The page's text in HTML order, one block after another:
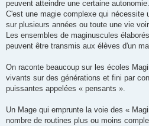
peuvent atteindre une certaine autonomie.
C'est une magie complexe qui nécessite
sur plusieurs années ou toute une vie
Les ensembles de maginuscules
peuvent être transmis aux élèves d'un
On raconte beaucoup sur les écoles
vivants sur des générations et fini par
puissantes appelées « pensants ».
Un Mage qui emprunte la voie des «
nombre de routines plus ou moins